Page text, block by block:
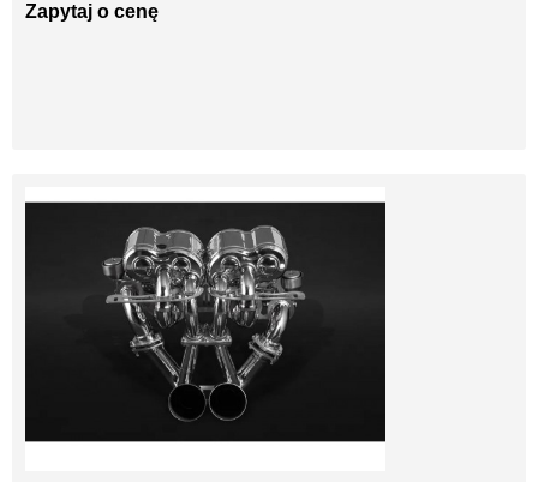
Zapytaj o cenę